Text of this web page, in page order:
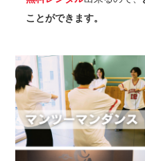
ことができます。